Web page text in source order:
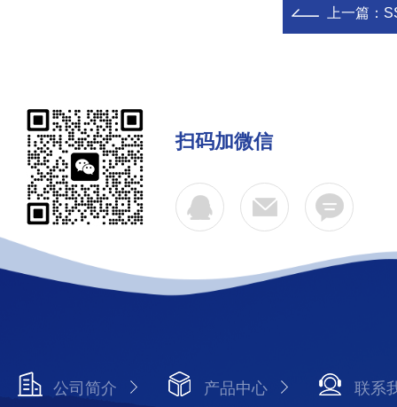
上一篇：
扫码加微信
公司简介 产品中心 联系